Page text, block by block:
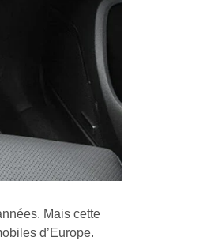
Mais cette
d’Europe.